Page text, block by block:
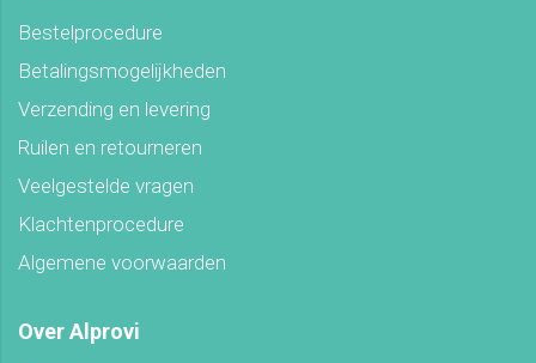
Bestelprocedure
Betalingsmogelijkheden
Verzending en levering
Ruilen en retourneren
Veelgestelde vragen
Klachtenprocedure
Algemene voorwaarden
Over Alprovi